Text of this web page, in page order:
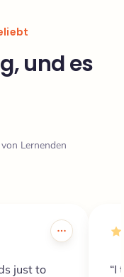
und es
Lernenden
just to
“I